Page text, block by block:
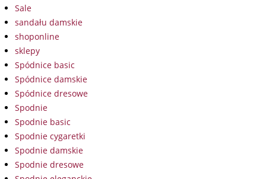
Sale
sandału damskie
shoponline
sklepy
Spódnice basic
Spódnice damskie
Spódnice dresowe
Spodnie
Spodnie basic
Spodnie cygaretki
Spodnie damskie
Spodnie dresowe